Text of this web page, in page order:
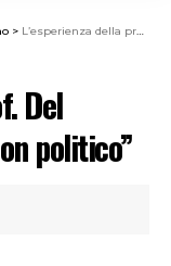
> L’esperienza della prof. Del Puente: “Pittella è un buon politico”
Del
politico”